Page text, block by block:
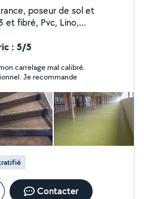
poseur de sol et
et fibré, Pvc, Lino,
stratifié, parquet collé,
bain, carrelage. 35 ans
disponible rapidement
: 5/5
carrelage mal calibré.
Je recommande
Contacter